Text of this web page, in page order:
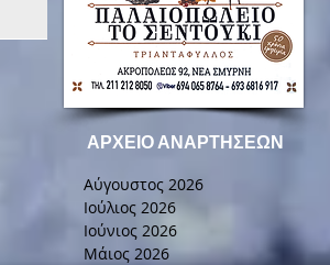
ΑΡΧΕΙΟ ΑΝΑΡΤΗΣΕΩΝ
Αύγουστος 2026
Ιούλιος 2026
Ιούνιος 2026
Μάιος 2026